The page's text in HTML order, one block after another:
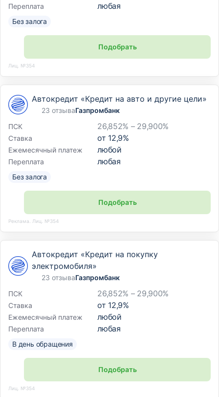
Переплата любая
Без залога
Подобрать
Лиц. №354
Автокредит «Кредит на авто и другие цели»
23 отзываГазпромбанк
ПСК
26,852% – 29,900%
Ставка от 12,9%
Ежемесячный платеж любой
Переплата любая
Без залога
Подобрать
Реклама. Лиц. №354
Автокредит «Кредит на покупку
электромобиля»
23 отзываГазпромбанк
ПСК
26,852% – 29,900%
Ставка от 12,9%
Ежемесячный платеж любой
Переплата любая
В день обращения
Подобрать
Лиц. №354